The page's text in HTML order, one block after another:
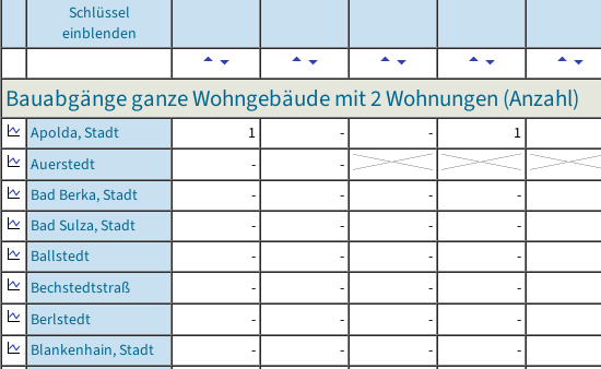
Schlüssel
einblenden
Bauabgänge ganze Wohngebäude mit 2 Wohnungen (Anzahl)
Apolda, Stadt 1 - - 1
Auerstedt
-
-
Bad Berka, Stadt
- - - -
Bad Sulza, Stadt
- - - -
Ballstedt
- - - -
Bechstedtstraß
- - - -
Berlstedt
- - - -
Blankenhain, Stadt
- - - -